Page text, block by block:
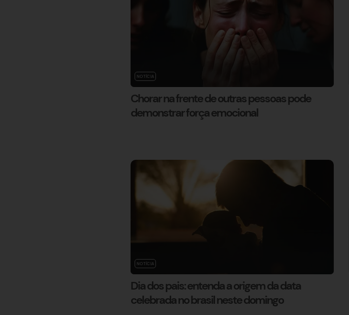
NOTÍCIA
Chorar na frente de outras pessoas pode
demonstrar força emocional
NOTÍCIA
Dia dos pais: entenda a origem da data
celebrada no brasil neste domingo